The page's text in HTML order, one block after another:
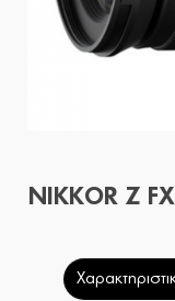
NIKKOR Z